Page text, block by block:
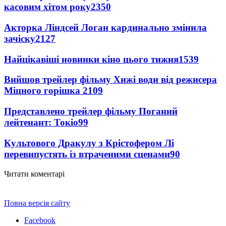
касовим хітом року2350
Акторка Ліндсей Логан кардинально змінила
зачіску2127
Найцікавіші новинки кіно цього тижня1539
Вийшов трейлер фільму Хижі води від режисера
Міцного горішка 2109
Представлено трейлер фільму Поганий
лейтенант: Токіо99
Культового Дракулу з Крістофером Лі
перевипустять із втраченими сценами90
Читати коментарі
Повна версія сайту
Facebook